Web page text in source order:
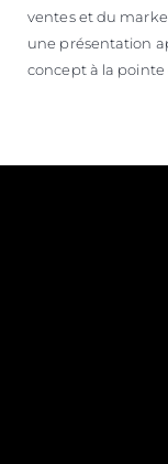
ventes et du
une présentation
concept à la pointe